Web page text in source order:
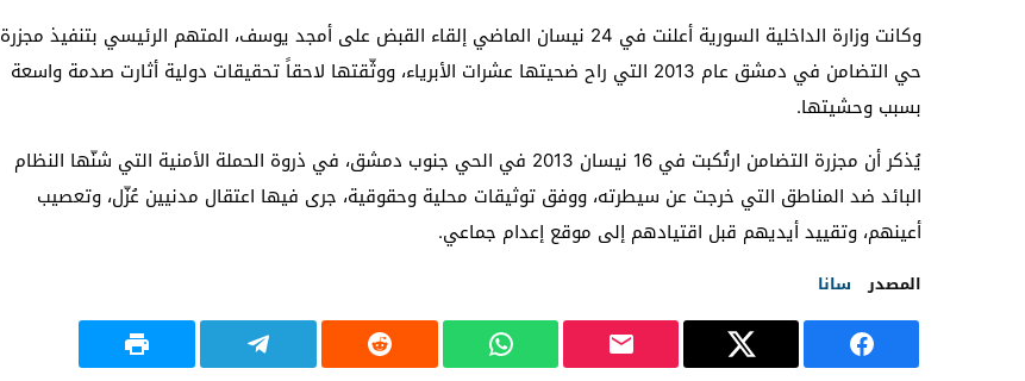
وكانت وزارة الداخلية السورية أعلنت في 24 نيسان الماضي إلقاء القبض على أمجد ‏يوسف، المتهم الرئيسي بتنفيذ مجزرة
حي التضامن في دمشق عام 2013 التي راح ‏ضحيتها عشرات الأبرياء، ووثّقتها لاحقاً تحقيقات دولية أثارت صدمة واسعة
بسبب ‏وحشيتها.‏
يُذكر أن مجزرة التضامن ارتُكبت في 16 نيسان 2013 في الحي جنوب دمشق، في ‏ذروة الحملة الأمنية التي شنّها النظام
البائد ضد المناطق التي خرجت عن سيطرته، ووفق ‏توثيقات محلية وحقوقية، جرى فيها اعتقال مدنيين عُزّل، وتعصيب
أعينهم، وتقييد أيديهم ‏قبل اقتيادهم إلى موقع إعدام جماعي.‏
المصدر سانا